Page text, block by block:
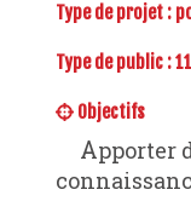
Type de projet :
Type de public :
Objectifs
Apporter de la culture générale et de la